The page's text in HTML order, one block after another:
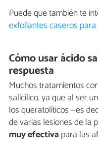
Puede que también te
exfoliantes caseros
Cómo usar ácido
respuesta
Muchos tratamientos
salicílico, ya que al ser
los queratolíticos —es
de varias lesiones de la
muy efectivapara las